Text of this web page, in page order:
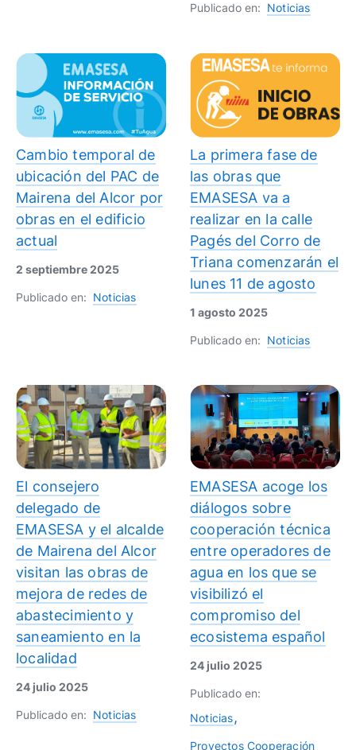
Publicado en: Noticias
Cambio temporal de
ubicación del PAC de
Mairena del Alcor por
obras en el edificio
actual
2 septiembre 2025
Publicado en: Noticias
La primera fase de
las obras que
EMASESA va a
realizar en la calle
Pagés del Corro de
Triana comenzarán el
lunes 11 de agosto
1 agosto 2025
Publicado en: Noticias
El consejero
delegado de
EMASESA y el alcalde
de Mairena del Alcor
visitan las obras de
mejora de redes de
abastecimiento y
saneamiento en la
localidad
24 julio 2025
Publicado en: Noticias
EMASESA acoge los
diálogos sobre
cooperación técnica
entre operadores de
agua en los que se
visibilizó el
compromiso del
ecosistema español
24 julio 2025
Publicado en:
Noticias
Proyectos Cooperación